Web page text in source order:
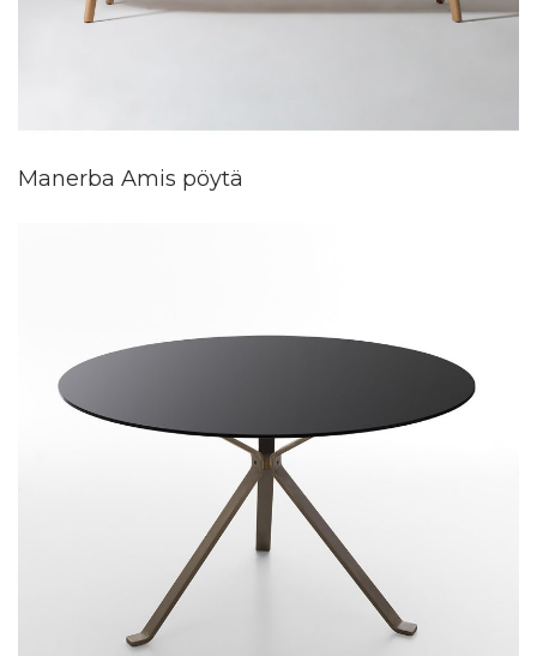
Manerba Amis pöytä